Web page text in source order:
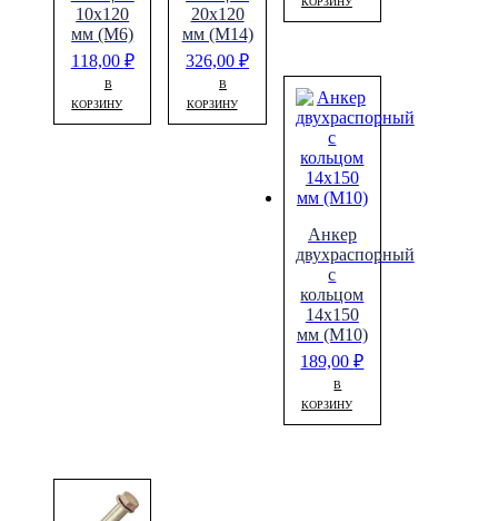
10х120
мм (М6)
118,00 ₽
В
КОРЗИНУ
20х120
мм (М14)
326,00₽
В
КОРЗИНУ
Анкер
двухраспорный
с
кольцом
14х150
мм (М10)
189,00₽
В
КОРЗИНУ